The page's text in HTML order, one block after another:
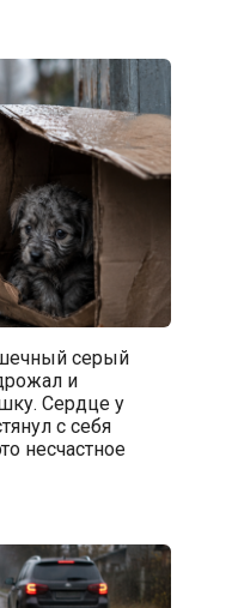
серый
и
Сердце у
с себя
несчастное